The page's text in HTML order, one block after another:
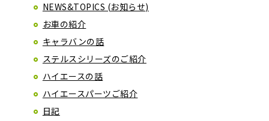
NEWS&TOPICS (お知らせ)
お車の紹介
キャラバンの話
ステルスシリーズのご紹介
ハイエースの話
ハイエースパーツご紹介
日記